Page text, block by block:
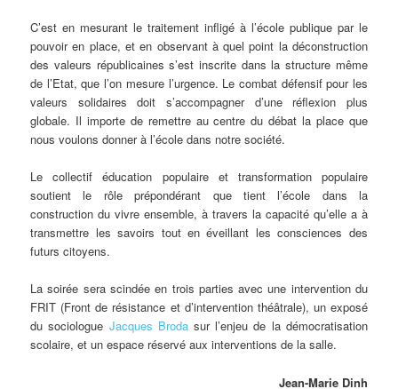
C’est en mesurant le traitement infligé à l’école publique par le
pouvoir en place, et en observant à quel point la déconstruction
des valeurs républicaines s’est inscrite dans la structure même
de l’Etat, que l’on mesure l’urgence. Le combat défensif pour les
valeurs solidaires doit s’accompagner d’une réflexion plus
globale. Il importe de remettre au centre du débat la place que
nous voulons donner à l’école dans notre société.
Le collectif éducation populaire et transformation populaire
soutient le rôle prépondérant que tient l’école dans la
construction du vivre ensemble, à travers la capacité qu’elle a à
transmettre les savoirs tout en éveillant les consciences des
futurs citoyens.
La soirée sera scindée en trois parties avec une intervention du
FRIT (Front de résistance et d’intervention théâtrale), un exposé
du sociologue Jacques Brodasur l’enjeu de la démocratisation
scolaire, et un espace réservé aux interventions de la salle.
Jean-Marie Dinh